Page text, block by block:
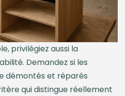
privilégiez aussi la
Demandez si les
démontés et réparés
qui distingue réellement